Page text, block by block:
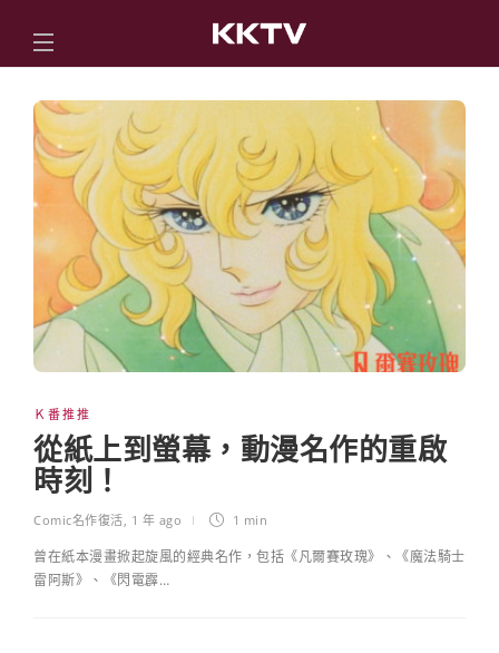
Ｋ番推推
從紙上到螢幕，動漫名作的重啟
時刻！
Comic名作復活, 1 年 ago 1 min
曾在紙本漫畫掀起旋風的經典名作，包括《凡爾賽玫瑰》、《魔法騎士
雷阿斯》、《閃電霹…